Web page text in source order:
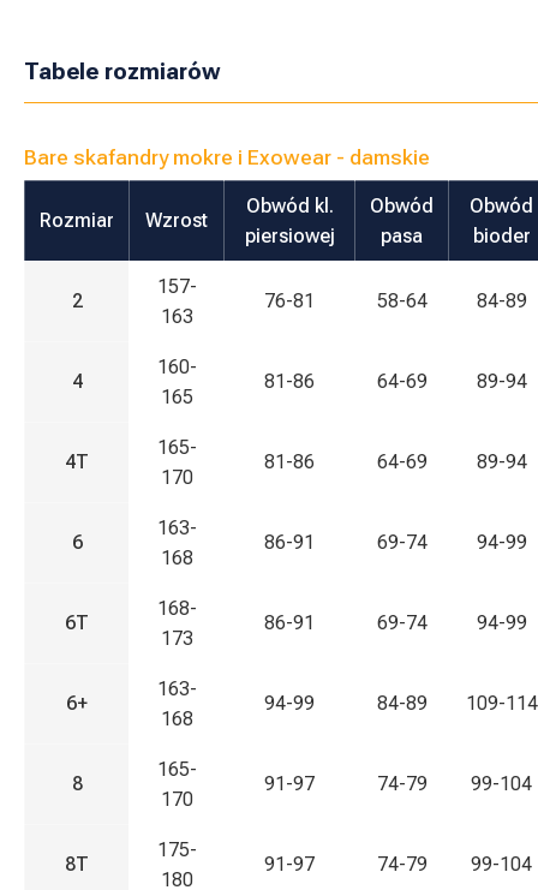
Tabele rozmiarów
Bare skafandry mokre i Exowear - damskie
Rozmiar Wzrost
Obwód kl.
piersiowej
Obwód
pasa
Obwód
bioder
2
157-
163
76-81 58-64 84-89
4
160-
165
81-86 64-69 89-94
4T
165-
170
81-86 64-69 89-94
6
163-
168
86-91 69-74 94-99
6T
168-
173
86-91 69-74 94-99
6+
163-
168
94-99 84-89 109-114
8
165-
170
91-97 74-79 99-104
8T
175-
180
91-97 74-79 99-104